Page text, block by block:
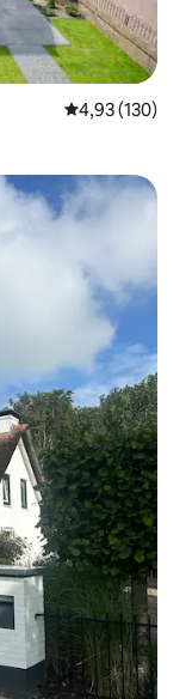
Priemerné
4,93 (130)